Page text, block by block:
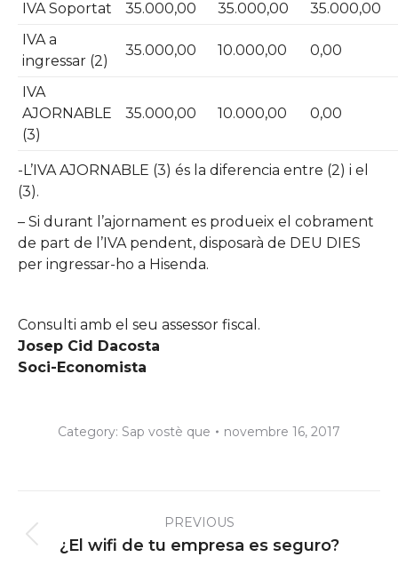
IVA Soportat 35.000,00 35.000,00
35.000,00
IVA a
ingressar (2)
35.000,00 10.000,00 0,00
IVA
AJORNABLE
(3)
35.000,00 10.000,00 0,00
-L’IVA AJORNABLE (3) és la diferencia entre (2) i el
(3).
– Si durant l’ajornament es produeix el cobrament
de part de l’IVA pendent, disposarà de DEU DIES
per ingressar-ho a Hisenda.
Consulti amb el seu assessor fiscal.
Josep Cid Dacosta
Soci-Economista
Category: Sap vostè que novembre 16, 2017
navigationPREVIOUS
Previous
¿El wifi de tu empresa es seguro?